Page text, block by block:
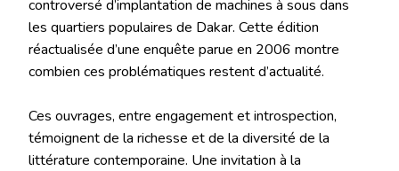
controversé d’implantation de machines à sous dans
les quartiers populaires de Dakar. Cette édition
réactualisée d’une enquête parue en 2006 montre
combien ces problématiques restent d’actualité.
Ces ouvrages, entre engagement et introspection,
témoignent de la richesse et de la diversité de la
littérature contemporaine. Une invitation à la